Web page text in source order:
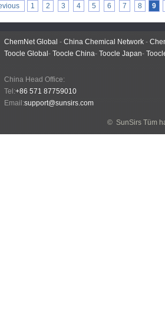
1 2 3 4 5 6 7 8 9
ChemNet Global - China Chemical Network -
Toocle Global - Toocle China- Toocle Japan-
China Head Office:
Tel:+86 571 87759010
Email:support@sunsirs.com
© SunSirs Tüm